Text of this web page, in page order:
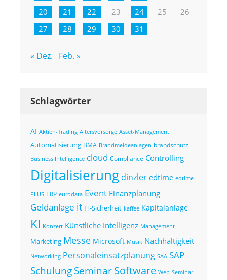
20
21 22 23 24 25
26
27
28 29 30 31
« Dez. Feb. »
Schlagwörter
AI Aktien-Trading Altersvorsorge Asset-Management
Automatisierung BMA Brandmeldeanlagen brandschutz
Business Intelligence cloud Compliance Controlling
Digitalisierung dinzler edtime edtime
PLUS ERP eurodata Event Finanzplanung
Geldanlage it IT-Sicherheit kaffee Kapitalanlage
KI Konzert Künstliche Intelligenz Management
Marketing Messe Microsoft Musik Nachhaltigkeit
Networking Personaleinsatzplanung SAA SAP
SchulungSeminarSoftware Web-Seminar